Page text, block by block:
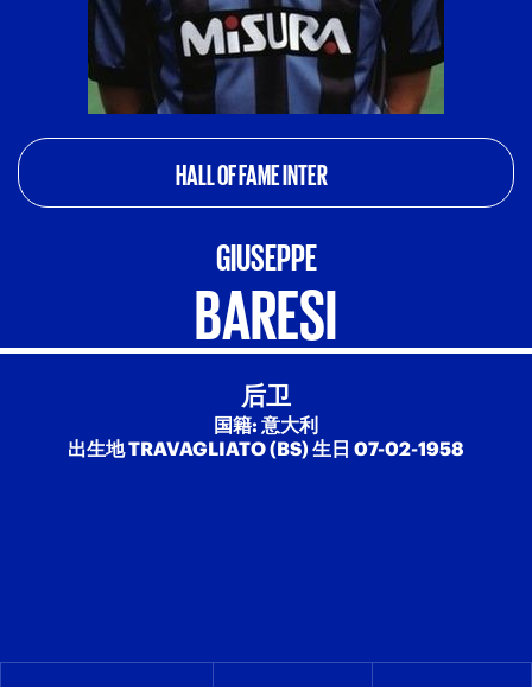
HALL OF FAME INTER
GIUSEPPE
BARESI
后卫
国籍: 意大利
出生地 TRAVAGLIATO (BS) 生日 07-02-1958